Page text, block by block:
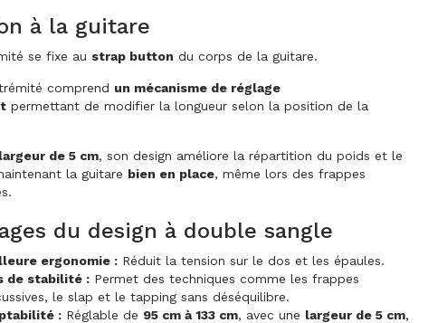
à la guitare
se fixe au strap button du corps de la guitare.
comprend un mécanisme de réglage
permettant de modifier la longueur selon la position de la
largeur de 5 cm, son design améliore la répartition du poids et le
la guitare bien en place, même lors des frappes
du design à double sangle
ergonomie : Réduit la tension sur le dos et les épaules.
de stabilité : Permet des techniques comme les frappes
le slap et le tapping sans déséquilibre.
: Réglable de 95 cm à 133 cm, avec une largeur de 5 cm,